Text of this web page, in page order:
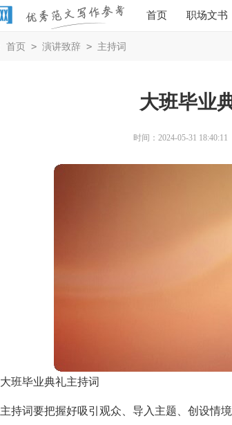
首页 职场文书
首页 > 演讲致辞 > 主持词
大班毕业
时间：2024-05-31 18:40:11
大班毕业典礼主持词
主持词要把握好吸引观众、导入主题、创设情